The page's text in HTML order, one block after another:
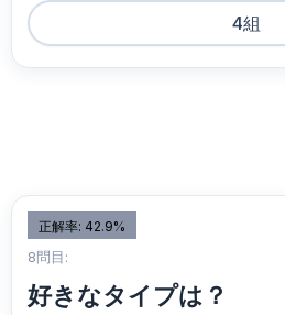
4組
正解率: 42.9%
8問目:
好きなタイプは？